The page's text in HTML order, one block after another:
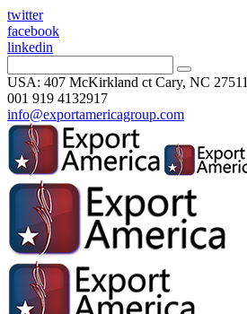
twitter
facebook
linkedin
USA: 407 McKirkland ct Cary, NC 27511
001 919 4132917
info@exportamericagroup.com